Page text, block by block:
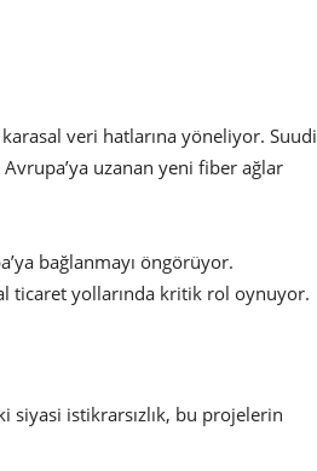
karasal veri hatlarına yöneliyor. Suudi
uzanan yeni fiber ağlar
bağlanmayı öngörüyor.
ticaret yollarında kritik rol oynuyor.
siyasi istikrarsızlık, bu projelerin